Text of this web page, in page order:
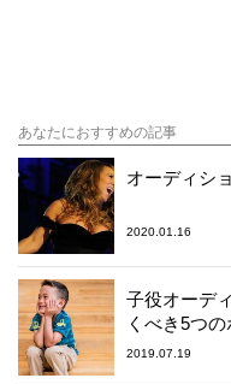
あなたにおすすめの記事
オーディシ
2020.01.16
子役オーデ
くべき5つの
2019.07.19